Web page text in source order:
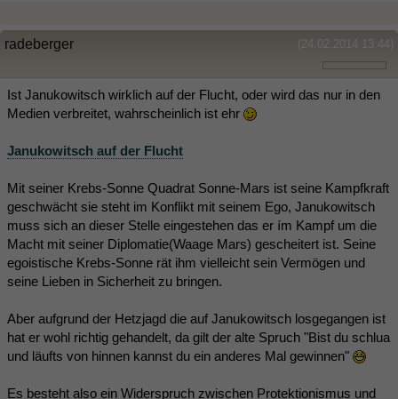
(24.02.2014 13:44)
radeberger
Ist Janukowitsch wirklich auf der Flucht, oder wird das nur in den
Medien verbreitet, wahrscheinlich ist ehr
Janukowitsch auf der Flucht
Mit seiner Krebs-Sonne Quadrat Sonne-Mars ist seine Kampfkraft
geschwächt sie steht im Konflikt mit seinem Ego, Janukowitsch
muss sich an dieser Stelle eingestehen das er ím Kampf um die
Macht mit seiner Diplomatie(Waage Mars) gescheitert ist. Seine
egoistische Krebs-Sonne rät ihm vielleicht sein Vermögen und
seine Lieben in Sicherheit zu bringen.
Aber aufgrund der Hetzjagd die auf Janukowitsch losgegangen ist
hat er wohl richtig gehandelt, da gilt der alte Spruch "Bist du schlua
und läufts von hinnen kannst du ein anderes Mal gewinnen"
Es besteht also ein Widerspruch zwischen Protektionismus und